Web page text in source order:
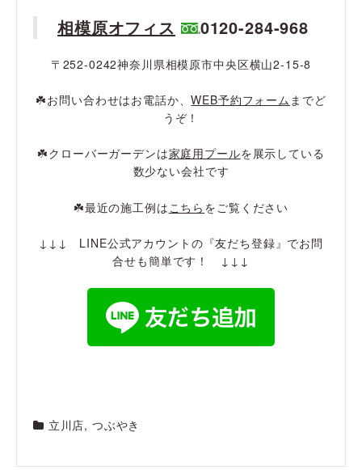
相模原オフィス 0120-284-968
〒252-0242神奈川県相模原市中央区横山2-15-8
☘️お問い合わせはお電話か、WEB予約フォーム までど
うぞ！
☘️クローバーガーデンは家庭用プールを展示している
数少ない会社です
☘️最近の施工例は こちら をご覧ください
↓↓↓ LINE公式アカウントの『友だち登録』でお問
合せも簡単です！ ↓↓↓
立川店, つぶやき